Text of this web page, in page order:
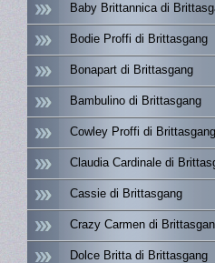
Baby Brittannica di
Bodie Proffi di Brittasgang
Bonapart di Brittasgang
Bambulino di Brittasgang
Cowley Proffi di Brittasgang
Claudia Cardinale di
Cassie di Brittasgang
Crazy Carmen di
Dolce Britta di Brittasgang